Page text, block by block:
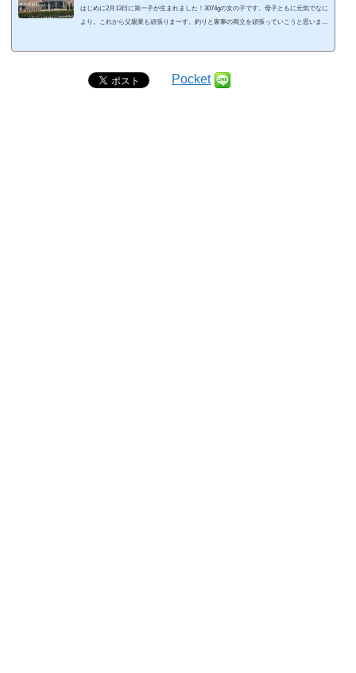
はじめに2月13日に第一子が生まれました！3074gの女の子です。母子ともに元気でなに
より。これから父親業も頑張りまーす。釣りと家事の両立を頑張っていこうと思いま
も立ち会う事ができて嬉しかったです。初めての出産で右も左もわからなかったのです
が、主治医の方や助産婦さんに...
Pocket